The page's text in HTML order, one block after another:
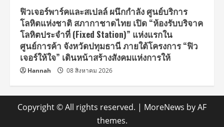
ฟิวเจอร์พาร์คและสเปลล์ ผนึกกำลัง ศูนย์บริการ
โลหิตแห่งชาติ สภากาชาดไทย เปิด “ห้องรับบริจาค
โลหิตประจำที่ (Fixed Station)” แห่งแรกใน
ศูนย์การค้า จังหวัดปทุมธานี ภายใต้โครงการ “ฟิว
เจอร์ให้ใจ” เดินหน้าสร้างสังคมแห่งการให้
Hannah 08 สิงหาคม 2026
Copyright © All rights reserved. | MoreNews by AF
themes.